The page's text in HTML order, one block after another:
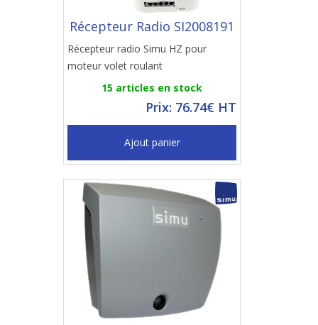
Récepteur Radio SI2008191
Récepteur radio Simu HZ pour
moteur volet roulant
15 articles en stock
Prix: 76.74€ HT
Ajout panier